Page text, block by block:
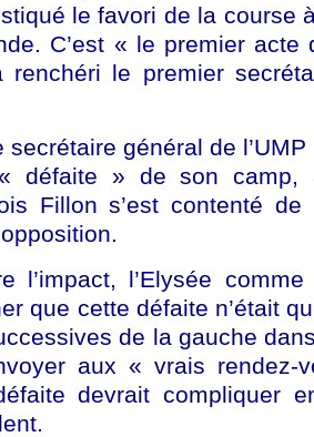
le favori de la course
C’est « le premier
renchéri le premier
secrétaire général de
défaite » de son camp,
Fillon s’est contenté
l’impact, l’Elysée
que cette défaite n’était
de la gauche
aux « vrais rendez-
devrait compliquer